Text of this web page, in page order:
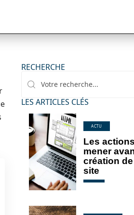
RECHERCHE
LES ARTICLES CLÉS
ACTU
Les
mener
création
site